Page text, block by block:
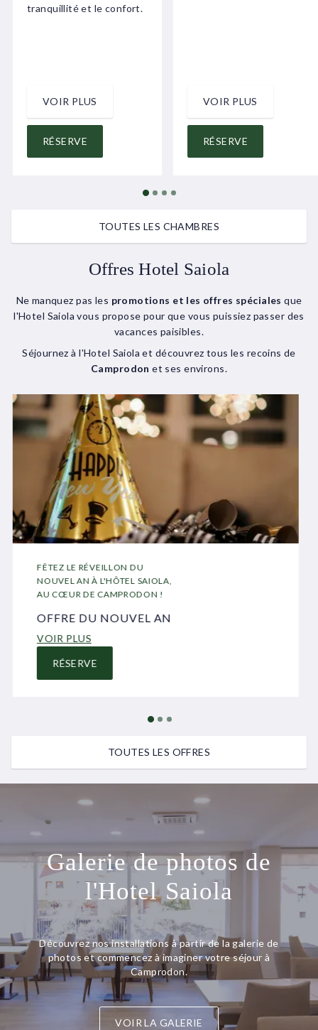
tranquillité et le confort.
VOIR PLUS
RÉSERVE
VOIR PLUS
RÉSERVE
TOUTES LES CHAMBRES
Offres Hotel Saiola
Ne manquez pas les promotions et les offres spéciales que
l'Hotel Saiola vous propose pour que vous puissiez passer des
vacances paisibles.
Séjournez à l'Hotel Saiola et découvrez tous les recoins de
Camprodon et ses environs.
FÊTEZ LE RÉVEILLON DU
NOUVEL AN À L'HÔTEL SAIOLA,
AU CŒUR DE CAMPRODON !
OFFRE DU NOUVEL AN
VOIR PLUS
RÉSERVE
TOUTES LES OFFRES
Galerie de photos de
l'Hotel Saiola
Découvrez nos installations à partir de la galerie de
photos et commencez à imaginer votre séjour à
Camprodon.
VOIR LA GALERIE